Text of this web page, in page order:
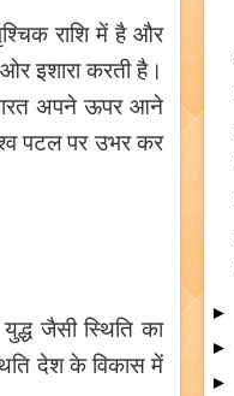
राशि में है और
इशारा करती है।
अपने ऊपर आने
पटल पर उभर कर
जैसी स्थिति का
देश के विकास में
►
►
►